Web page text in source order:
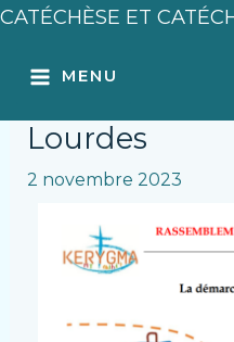
Aller
contenu
CATÉCHÈSE ET
MENU
Lourdes
2 novembre 2023
Navigation
articles